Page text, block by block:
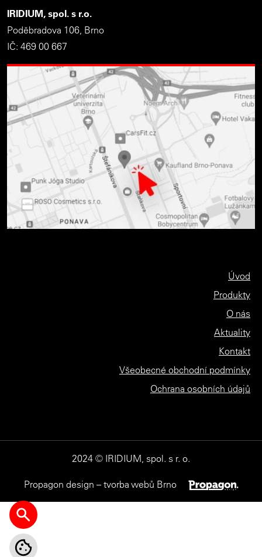
IRIDIUM, spol. s r.o.
Poděbradova 106, Brno
IČ: 469 00 667
Úvod
Produkty
O nás
Aktuality
Kontakt
Všeobecné obchodní podmínky
Ochrana osobních údajů
2024 © IRIDIUM, spol. s r. o.
Propagon design – tvorba webů Brno